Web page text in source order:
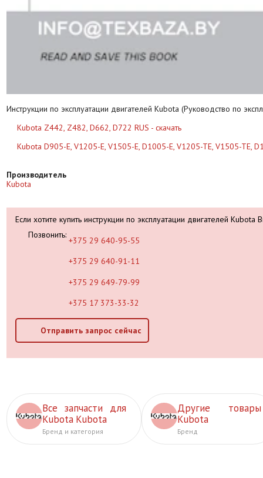
Инструкции по эксплуатации двигателей Kubota (Руководство по
Kubota Z442, Z482, D662, D722 RUS - скачать
Kubota D905-E, V1205-E, V1505-E, D1005-E, V1205-TE, V1505-TE,
Производитель
Kubota
Если хотите купить инструкции по эксплуатации двигателей Kubota
Позвонить:
+375 29 640-95-55
+375 29 640-91-11
+375 29 649-79-99
+375 17 373-33-32
Отправить запрос сейчас
Все запчасти для
Kubota Kubota
Бренд и категория
Другие товары
Kubota
Бренд